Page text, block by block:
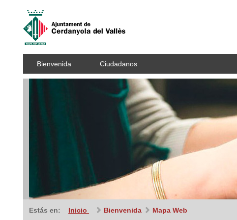
Bienvenida Ciudadanos
Estás en: Inicio Bienvenida Mapa Web